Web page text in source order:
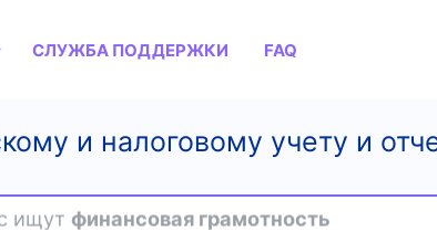
СЛУЖБА ПОДДЕРЖКИ FAQ
и налоговому учету и
ищут финансовая грамотность